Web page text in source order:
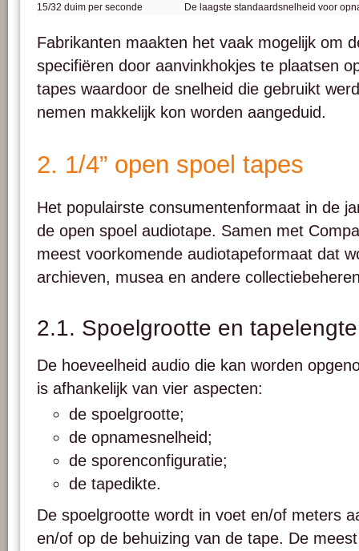
15/32 duim per seconde
De laagste standaardsnelheid voor
Fabrikanten maakten het vaak mogelijk ​​om
specifiëren door aanvinkhokjes te plaatsen
tapes waardoor de snelheid die gebruikt
nemen makkelijk kon worden aangeduid.
2. 1/4” open spoel tapes
Het populairste consumentenformaat in de
de open spoel audiotape. Samen met
meest voorkomende audiotapeformaat dat
archieven, musea en andere
2.1. Spoelgrootte en tapelengte
De hoeveelheid audio die kan worden
is afhankelijk van vier aspecten:
de spoelgrootte;
de opnamesnelheid;
de sporenconfiguratie;
de tapedikte.
De spoelgrootte wordt in voet en/of meters
en/of op de behuizing van de tape. De